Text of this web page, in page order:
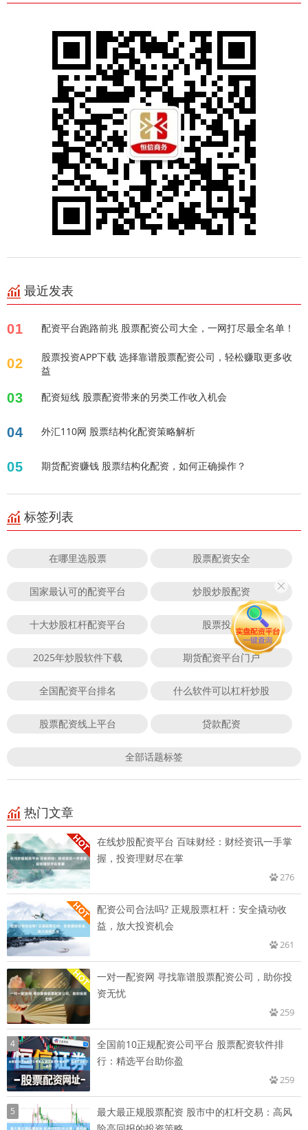
最近发表
01 配资平台跑路前兆 股票配资公司大全，一网打尽最全名单！
02
股票投资APP下载 选择靠谱股票配资公司，轻松赚取更多收
益
03 配资短线 股票配资带来的另类工作收入机会
04 外汇110网 股票结构化配资策略解析
05 期货配资赚钱 股票结构化配资，如何正确操作？
标签列表
在哪里选股票 股票配资安全
国家最认可的配资平台 炒股炒股配资
十大炒股杠杆配资平台 股票投资
2025年炒股软件下载 期货配资平台门户
全国配资平台排名 什么软件可以杠杆炒股
股票配资线上平台 贷款配资
全部话题标签
热门文章
在线炒股配资平台 百味财经：财经资讯一手掌
握，投资理财尽在掌
276
配资公司合法吗? 正规股票杠杆：安全撬动收
益，放大投资机会
261
一对一配资网 寻找靠谱股票配资公司，助你投
资无忧
259
4
全国前10正规配资公司平台 股票配资软件排
行：精选平台助你盈
259
5
最大最正规股票配资 股市中的杠杆交易：高风